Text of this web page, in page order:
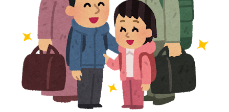
えないなら何を捨てる？」
海外「さすが日本！」日本の医療従事者の倫理観の高さ
に海外が超感動
海外「コーヒー1杯が6ドルって何なんだ、レシートを二
度見した」値上げで買うのをやめたもの…
▶
韓国人「意外に日本との関係が深い地球の裏側の国がこ
ちらです‥」→「国境を越えた驚くべき歴史のつなが